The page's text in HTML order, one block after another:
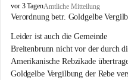
B
r
i
t
e
n
vor 3 TagenAmtliche Mitteilung
Verordnung betr. Goldgelbe
Leider ist auch die Gemeinde
Breitenbrunn nicht vor der durch
Amerikanische Rebzikade
Goldgelbe Vergilbung der Rebe